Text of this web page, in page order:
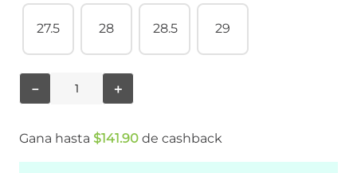
27.5 28 28.5 29
＋
－
Gana hasta $141.90 de cashback